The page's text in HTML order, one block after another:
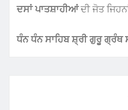
ਦਸਾਂ ਪਾਤਸ਼ਾਹੀਆਂਦੀ ਜੋਤ
ਧੰਨ ਧੰਨ ਸਾਹਿਬ ਸ਼੍ਰੀ ਗੁਰੂ ਗ੍ਰੰਥ